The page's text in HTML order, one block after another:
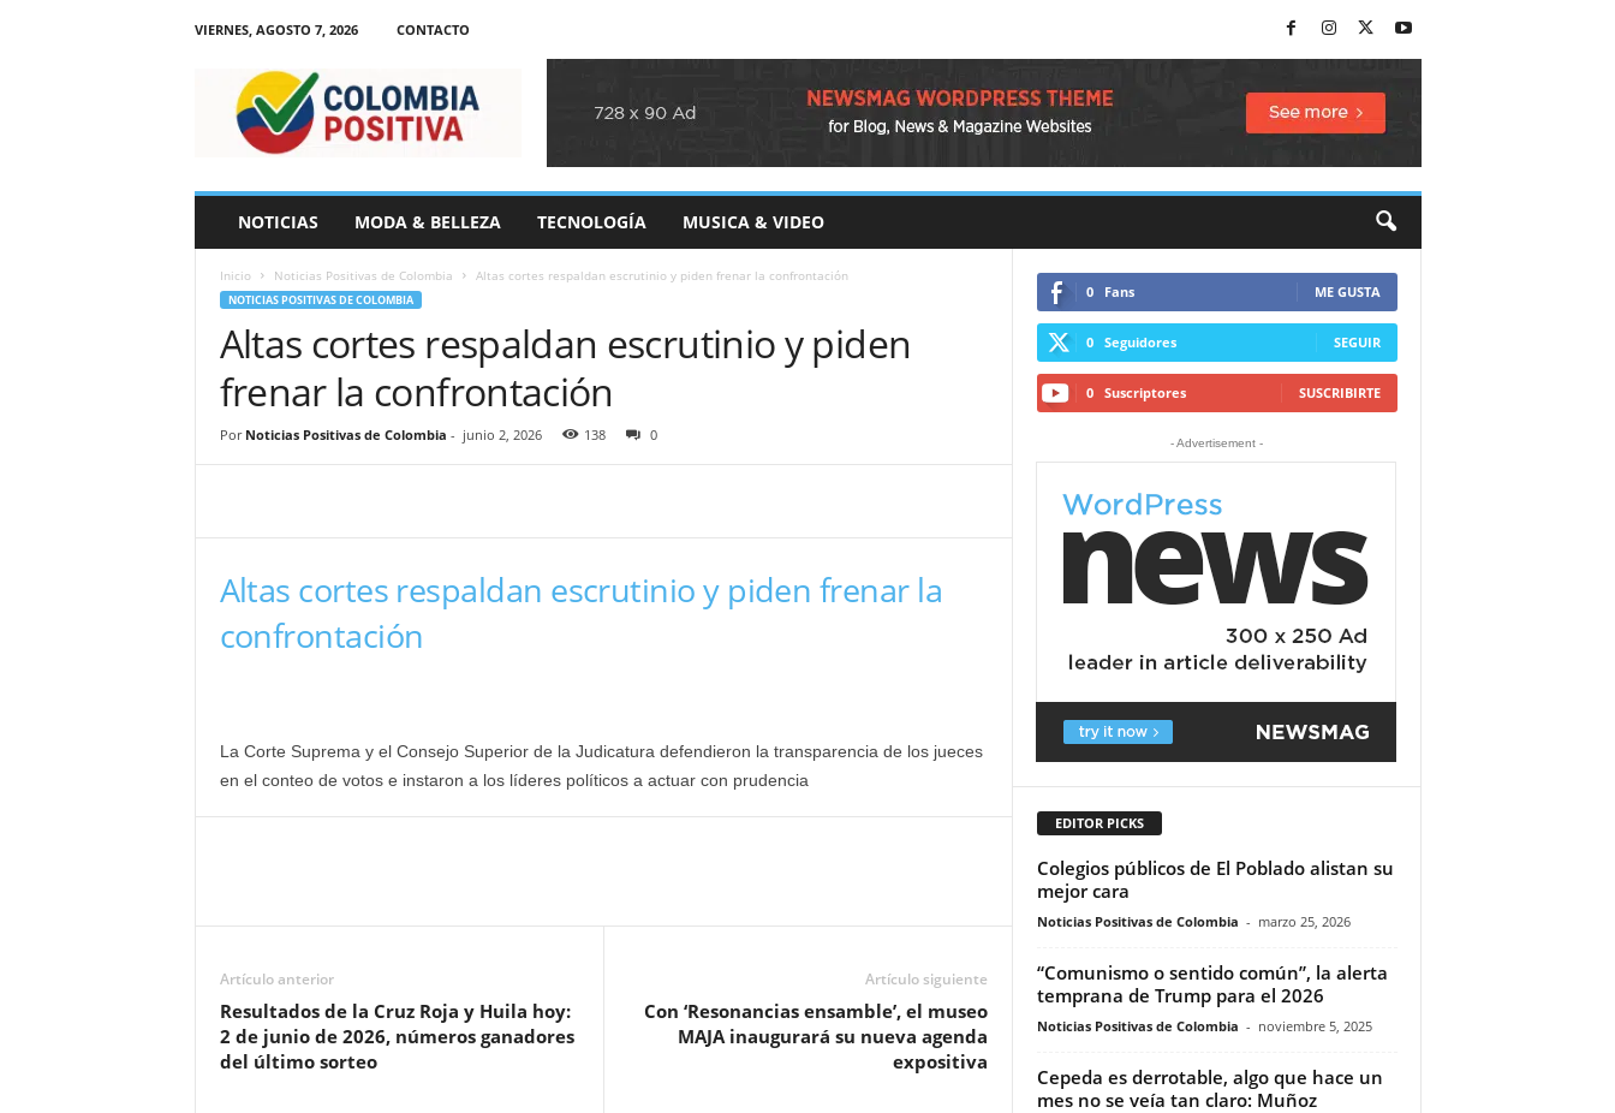
VIERNES, AGOSTO 7, 2026
CONTACTO
i
NOTICIAS MODA & BELLEZA TECNOLOGÍA MUSICA & VIDEO
Inicio Noticias Positivas de Colombia Altas cortes respaldan escrutinio y piden frenar la confrontación
NOTICIAS POSITIVAS DE COLOMBIA
Altas cortes respaldan escrutinio y piden
frenar la confrontación
Por Noticias Positivas de Colombia - junio 2, 2026 138 0
Altas cortes respaldan escrutinio y piden frenar la
confrontación
La Corte Suprema y el Consejo Superior de la Judicatura defendieron la transparencia de los jueces
en el conteo de votos e instaron a los líderes políticos a actuar con prudencia
Artículo anterior
Resultados de la Cruz Roja y Huila hoy:
2 de junio de 2026, números ganadores
del último sorteo
Artículo siguiente
Con ‘Resonancias ensamble’, el museo
MAJA inaugurará su nueva agenda
expositiva
0 Fans ME GUSTA
0 Seguidores SEGUIR
0 Suscriptores SUSCRIBIRTE
- Advertisement -
EDITOR PICKS
Colegios públicos de El Poblado alistan su
mejor cara
Noticias Positivas de Colombia - marzo 25, 2026
“Comunismo o sentido común”, la alerta
temprana de Trump para el 2026
Noticias Positivas de Colombia - noviembre 5, 2025
Cepeda es derrotable, algo que hace un
mes no se veía tan claro: Muñoz